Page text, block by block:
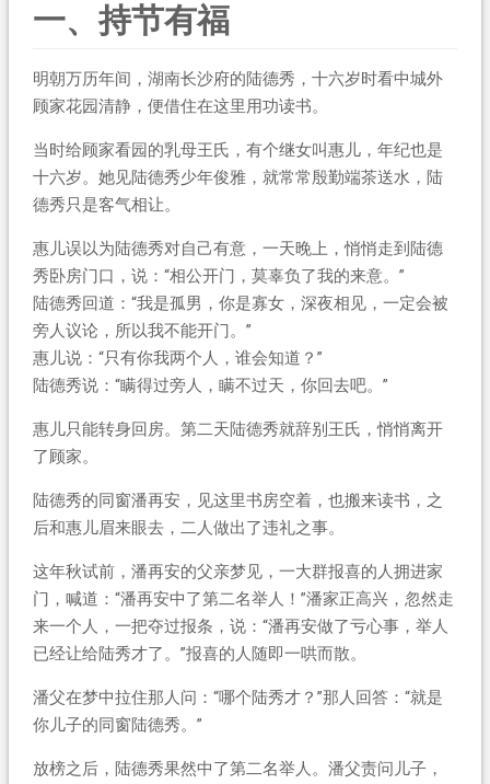
一、持节有福
明朝万历年间，湖南长沙府的陆德秀，十六岁时看中城外
顾家花园清静，便借住在这里用功读书。
当时给顾家看园的乳母王氏，有个继女叫惠儿，年纪也是
十六岁。她见陆德秀少年俊雅，就常常殷勤端茶送水，陆
德秀只是客气相让。
惠儿误以为陆德秀对自己有意，一天晚上，悄悄走到陆德
秀卧房门口，说：“相公开门，莫辜负了我的来意。”
陆德秀回道：“我是孤男，你是寡女，深夜相见，一定会被
旁人议论，所以我不能开门。”
惠儿说：“只有你我两个人，谁会知道？”
陆德秀说：“瞒得过旁人，瞒不过天，你回去吧。”
惠儿只能转身回房。第二天陆德秀就辞别王氏，悄悄离开
了顾家。
陆德秀的同窗潘再安，见这里书房空着，也搬来读书，之
后和惠儿眉来眼去，二人做出了违礼之事。
这年秋试前，潘再安的父亲梦见，一大群报喜的人拥进家
门，喊道：“潘再安中了第二名举人！”潘家正高兴，忽然走
来一个人，一把夺过报条，说：“潘再安做了亏心事，举人
已经让给陆秀才了。”报喜的人随即一哄而散。
潘父在梦中拉住那人问：“哪个陆秀才？”那人回答：“就是
你儿子的同窗陆德秀。”
放榜之后，陆德秀果然中了第二名举人。潘父责问儿子，